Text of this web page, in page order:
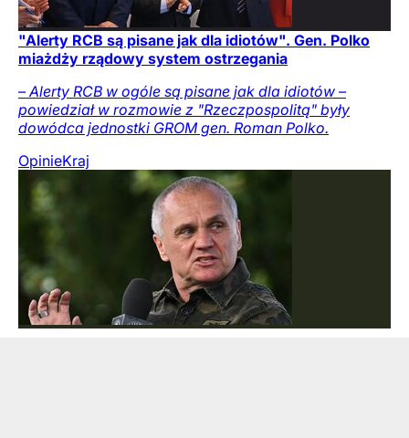
"Alerty RCB są pisane jak dla idiotów". Gen. Polko
miażdży rządowy system ostrzegania
– Alerty RCB w ogóle są pisane jak dla idiotów –
powiedział w rozmowie z "Rzeczpospolitą" były
dowódca jednostki GROM gen. Roman Polko.
OpinieKraj